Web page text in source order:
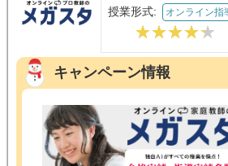
授業形式: オンライン指
キャンペーン情報